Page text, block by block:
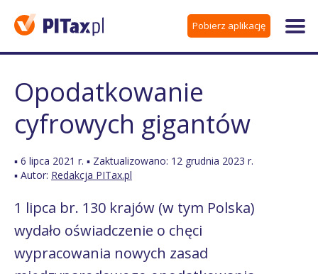
Pobierz aplikację
Opodatkowanie
cyfrowych gigantów
▪ 6 lipca 2021 r. ▪ Zaktualizowano: 12 grudnia 2023 r.
▪ Autor: Redakcja PITax.pl
1 lipca br. 130 krajów (w tym Polska)
wydało oświadczenie o chęci
wypracowania nowych zasad